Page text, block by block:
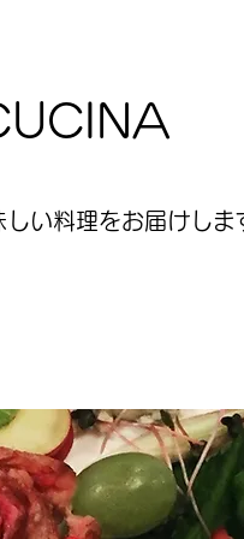
い料理をお届けしま